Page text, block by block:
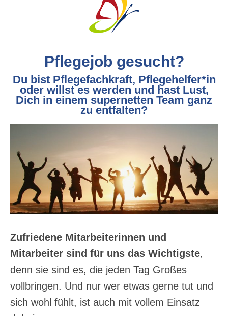
Pflegejob gesucht?
Du bist Pflegefachkraft, Pflegehelfer*in
oder willst es werden und hast Lust,
Dich in einem supernetten Team ganz
zu entfalten?
Zufriedene Mitarbeiterinnen und
Mitarbeiter sind für uns das Wichtigste,
denn sie sind es, die jeden Tag Großes
vollbringen. Und nur wer etwas gerne tut und
sich wohl fühlt, ist auch mit vollem Einsatz